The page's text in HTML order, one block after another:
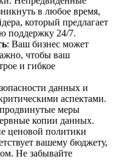
в любое время,
который предлагает
поддержку 24/7.
: Ваш бизнес может
чтобы ваш
и гибкое
данных и
аспектами.
меры
копии данных.
ценовой политики
вашему бюджету,
Не забывайте